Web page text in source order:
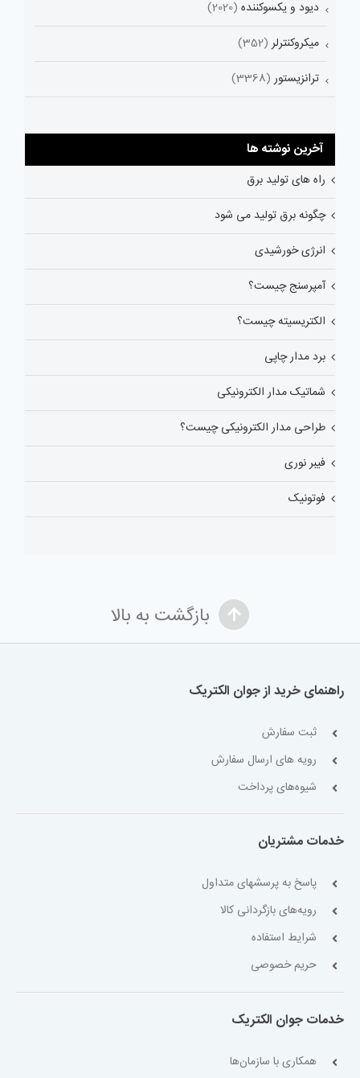
دیود و یکسوکننده (2020)
میکروکنترلر (352)
ترانزیستور (3368)
آخرین نوشته ها
راه های تولید برق
چگونه برق تولید می شود
انرژی خورشیدی
آمپرسنج چیست؟
الکتریسیته چیست؟
برد مدار چاپی
شماتیک مدار الکترونیکی
طراحی مدار الکترونیکی چیست؟
فیبر نوری
فوتونیک
بازگشت به بالا
راهنمای خرید از جوان الکتریک
ثبت سفارش
رویه های ارسال سفارش
شیوه‌های پرداخت
خدمات مشتریان
پاسخ به پرسشهای متداول
رویه‌های بازگردانی کالا
شرایط استفاده
حریم خصوصی
خدمات جوان الکتریک
همکاری با سازمان‌ها